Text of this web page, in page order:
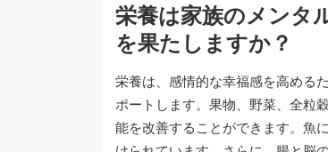
栄養は家族のメンタ
を果たしますか？
栄養は、感情的な幸福感を高める
ポートします。果物、野菜、全粒
能を改善することができます。魚